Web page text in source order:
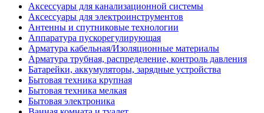
Аксессуары для канализационной системы
Аксессуары для электроинструментов
Антенны и спутниковые технологии
Аппаратура пускорегулирующая
Арматура кабельная/Изоляционные материалы
Арматура трубная, распределение, контроль давления
Батарейки, аккумуляторы, зарядные устройства
Бытовая техника крупная
Бытовая техника мелкая
Бытовая электроника